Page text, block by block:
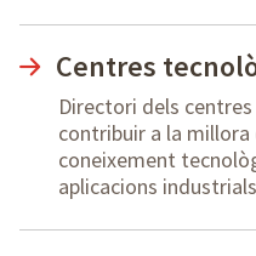
Centres
Directori dels
contribuir a la
coneixement
aplicacions